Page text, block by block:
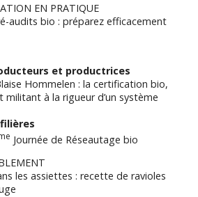
EN PRATIQUE
audits bio : préparez efficacement
et productrices
Hommelen : la certification bio,
militant à la rigueur d’un système
Journée de Réseautage bio
les assiettes : recette de ravioles